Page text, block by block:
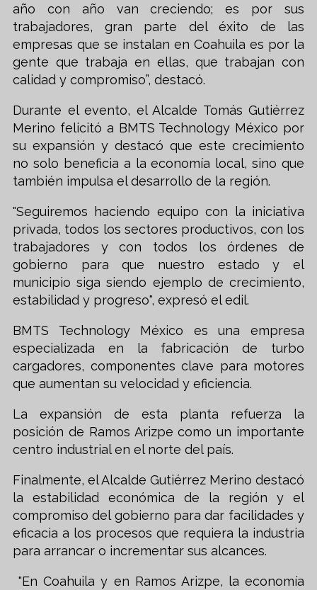
año con año van creciendo; es por sus
trabajadores, gran parte del éxito de las
empresas que se instalan en Coahuila es por la
gente que trabaja en ellas, que trabajan con
calidad y compromiso”, destacó.
Durante el evento, el Alcalde Tomás Gutiérrez
Merino felicitó a BMTS Technology México por
su expansión y destacó que este crecimiento
no solo beneficia a la economía local, sino que
también impulsa el desarrollo de la región.
"Seguiremos haciendo equipo con la iniciativa
privada, todos los sectores productivos, con los
trabajadores y con todos los órdenes de
gobierno para que nuestro estado y el
municipio siga siendo ejemplo de crecimiento,
estabilidad y progreso", expresó el edil.
BMTS Technology México es una empresa
especializada en la fabricación de turbo
cargadores, componentes clave para motores
que aumentan su velocidad y eficiencia.
La expansión de esta planta refuerza la
posición de Ramos Arizpe como un importante
centro industrial en el norte del país.
Finalmente, el Alcalde Gutiérrez Merino destacó
la estabilidad económica de la región y el
compromiso del gobierno para dar facilidades y
eficacia a los procesos que requiera la industria
para arrancar o incrementar sus alcances.
"En Coahuila y en Ramos Arizpe, la economía